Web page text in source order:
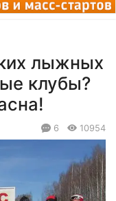
лыжных
клубы?
6 10954